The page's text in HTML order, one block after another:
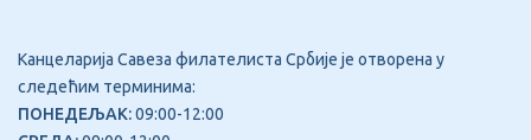
Канцеларија Савеза филателиста Србије је отворена у
следећим терминима:
ПОНЕДЕЉАК:09:00-12:00